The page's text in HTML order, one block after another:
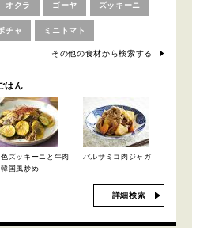
オクラ ゴーヤ ズッキーニ
チャ ミニトマト
その他の食材から検索する
はん
色ズッキーニと牛肉
国風炒め
バルサミコ肉ジャガ
詳細検索